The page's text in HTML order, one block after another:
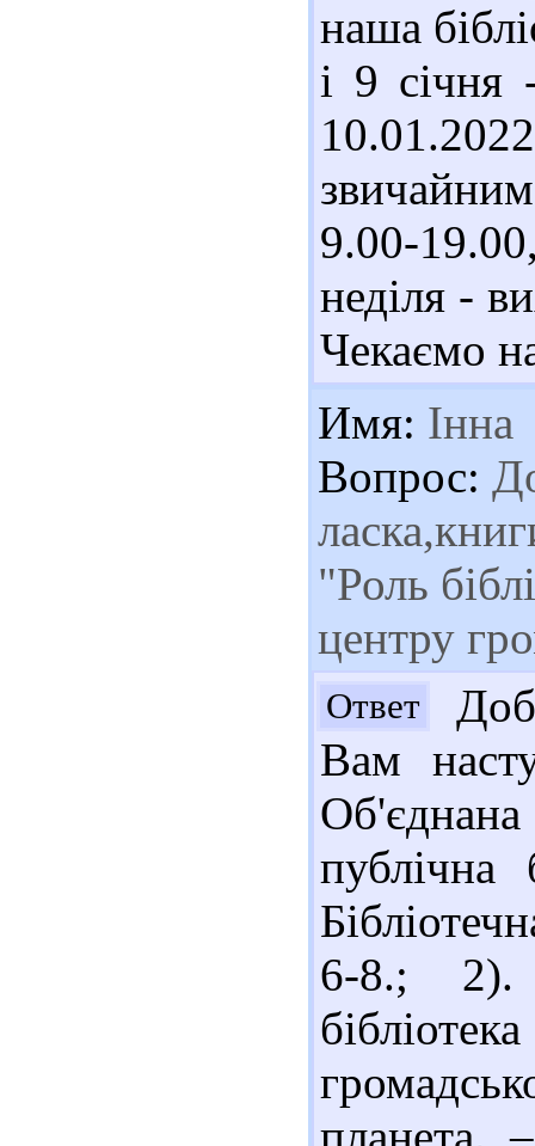
наша
і 9 січня
9.00-
неділя -
Чекаємо
Имя: Інна
Вопрос:
"Роль
центру
Ответ
Вам
публічна
6-8.; 2).